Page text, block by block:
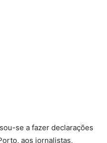
se a fazer declarações
aos jornalistas,